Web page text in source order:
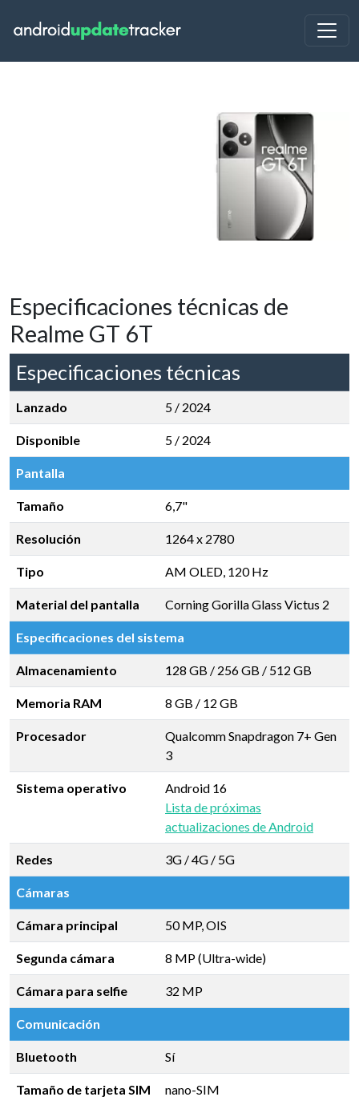
Especificaciones técnicas de
Realme GT 6T
Especificaciones técnicas
Lanzado 5 / 2024
Disponible 5 / 2024
Pantalla
Tamaño 6,7"
Resolución 1264 x 2780
Tipo AM OLED, 120 Hz
Material del pantalla Corning Gorilla Glass Victus 2
Especificaciones del sistema
Almacenamiento 128 GB / 256 GB / 512 GB
Memoria RAM 8 GB / 12 GB
Procesador
Qualcomm Snapdragon 7+ Gen
3
Sistema operativo
Android 16
Lista de próximas
actualizaciones de Android
Redes 3G / 4G / 5G
Cámaras
Cámara principal 50 MP, OIS
Segunda cámara 8 MP (Ultra-wide)
Cámara para selfie 32 MP
Comunicación
Bluetooth Sí
Tamaño de tarjeta SIM nano-SIM